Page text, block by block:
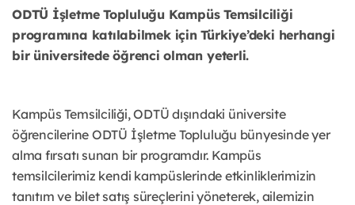
ODTÜ İşletme Topluluğu Kampüs Temsilciliği
programına katılabilmek için Türkiye’deki herhangi
bir üniversitede öğrenci olman yeterli.
Kampüs Temsilciliği, ODTÜ dışındaki üniversite
öğrencilerine ODTÜ İşletme Topluluğu bünyesinde yer
alma fırsatı sunan bir programdır. Kampüs
temsilcilerimiz kendi kampüslerinde etkinliklerimizin
tanıtım ve bilet satış süreçlerini yöneterek, ailemizin